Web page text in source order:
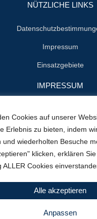
Cookies auf unserer
Erlebnis zu bieten, indem
und wiederholten Besuche
klicken, erklären
ALLER Cookies
Anpassen
Alle akzeptieren
NÜTZLICHE LINKS
Impressum
Einsatzgebiete
IMPRESSUM
E-Mail : info@klempner-
Standort :
64546 Mörfelden-Walldorf
© 2025 | angetrieben von